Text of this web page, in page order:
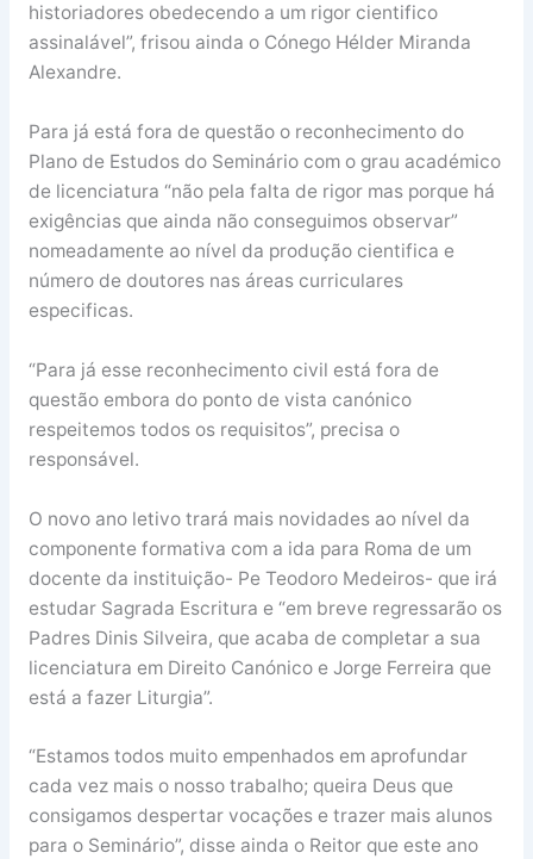
historiadores obedecendo a um rigor cientifico
assinalável”, frisou ainda o Cónego Hélder Miranda
Alexandre.
Para já está fora de questão o reconhecimento do
Plano de Estudos do Seminário com o grau académico
de licenciatura “não pela falta de rigor mas porque há
exigências que ainda não conseguimos observar”
nomeadamente ao nível da produção cientifica e
número de doutores nas áreas curriculares
especificas.
“Para já esse reconhecimento civil está fora de
questão embora do ponto de vista canónico
respeitemos todos os requisitos”, precisa o
responsável.
O novo ano letivo trará mais novidades ao nível da
componente formativa com a ida para Roma de um
docente da instituição- Pe Teodoro Medeiros- que irá
estudar Sagrada Escritura e “em breve regressarão os
Padres Dinis Silveira, que acaba de completar a sua
licenciatura em Direito Canónico e Jorge Ferreira que
está a fazer Liturgia”.
“Estamos todos muito empenhados em aprofundar
cada vez mais o nosso trabalho; queira Deus que
consigamos despertar vocações e trazer mais alunos
para o Seminário”, disse ainda o Reitor que este ano